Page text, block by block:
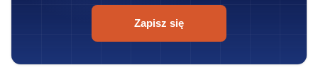
Zapisz się